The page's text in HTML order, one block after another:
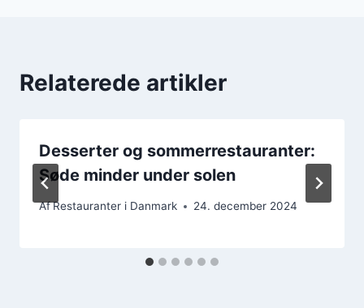
Relaterede artikler
Desserter og sommerrestauranter:
Søde minder under solen
AfRestauranter i Danmark 24. december 2024